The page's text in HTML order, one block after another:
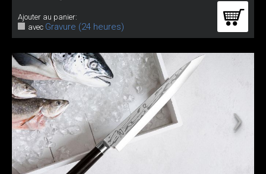
Ajouter au panier:
avec Gravure (24 heures)